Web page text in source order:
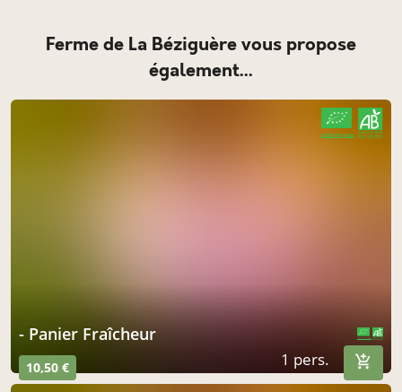
Ferme de La Béziguère vous propose
également...
- Panier Fraîcheur
10,50 € 1 pers.
CERTIFIÉ PAR FR-BIO-01
AGRICULTURE FRANCE